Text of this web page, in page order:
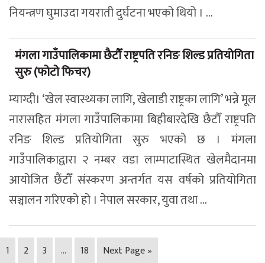
नियन्त्रण घुमाउदा गयराती दुर्घटना भएको थियो । ...
मंगला गाउँपालिकामा छैटौँ राष्ट्रपति रनिङ शिल्ड प्रतियोगिता
सुरु (फोटो फिचर)
म्याग्दी। ‘खेल स्वास्थ्यका लागि, खेलाडी राष्ट्रका लागि’ भन्ने मूल
नारासहित मंगला गाउँपालिकामा बिहीबारदेखि छैटौँ राष्ट्रपति
रनिङ शिल्ड प्रतियोगिता सुरु भएको छ । मंगला
गाउँपालिकाद्वारा २ नम्बर वडा लाम्पाटास्थित खेलमैदानमा
आयोजित छैंटौँ संस्करण अन्तर्गत यस वर्षको प्रतियोगिता
सञ्चालन गरिएको हो । नेपाल सरकार, युवा तथा ...
1 2 3 … 18 Next Page »